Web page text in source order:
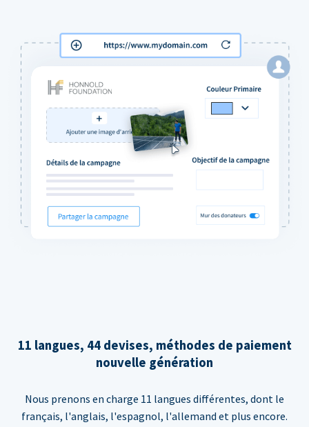
11 langues, 44 devises, méthodes de paiement
nouvelle génération
Nous prenons en charge 11 langues différentes, dont le
français, l'anglais, l'espagnol, l'allemand et plus encore.